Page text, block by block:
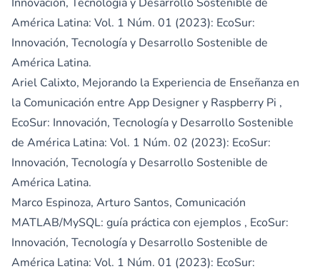
América Latina: Vol. 1 Núm. 01 (2023): EcoSur:
Innovación, Tecnología y Desarrollo Sostenible de
América Latina.
Ariel Calixto, Mejorando la Experiencia de Enseñanza en
la Comunicación entre App Designer y Raspberry Pi ,
EcoSur: Innovación, Tecnología y Desarrollo Sostenible
de América Latina: Vol. 1 Núm. 02 (2023): EcoSur:
Innovación, Tecnología y Desarrollo Sostenible de
América Latina.
Marco Espinoza, Arturo Santos, Comunicación
MATLAB/MySQL: guía práctica con ejemplos , EcoSur:
Innovación, Tecnología y Desarrollo Sostenible de
América Latina: Vol. 1 Núm. 01 (2023): EcoSur: